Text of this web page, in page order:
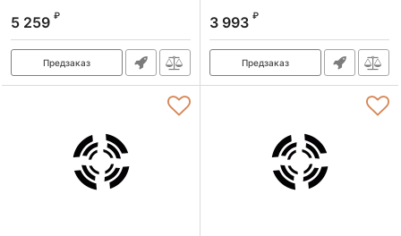
Артикул:
5 259 ₽
Предзаказ
Артикул:
3 993 ₽
Предзаказ